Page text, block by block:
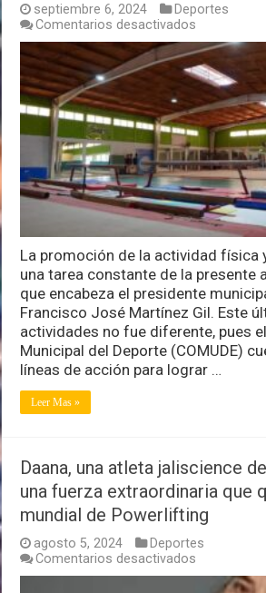
septiembre 6, 2024
Deportes
Comentarios desactivados
Logra
Pepe
Martínez
fuerte
impulso
al
deporte
en
tercer
año
de
gobierno
La promoción de la actividad física
una tarea constante de la presente
que encabeza el presidente
Francisco José Martínez Gil. Este
actividades no fue diferente, pues
Municipal del Deporte (COMUDE)
líneas de acción para lograr …
Leer Mas »
Daana, una atleta jaliscience
una fuerza extraordinaria que
mundial de Powerlifting
agosto 5, 2024
Deportes
Comentarios desactivados
Daana,
una